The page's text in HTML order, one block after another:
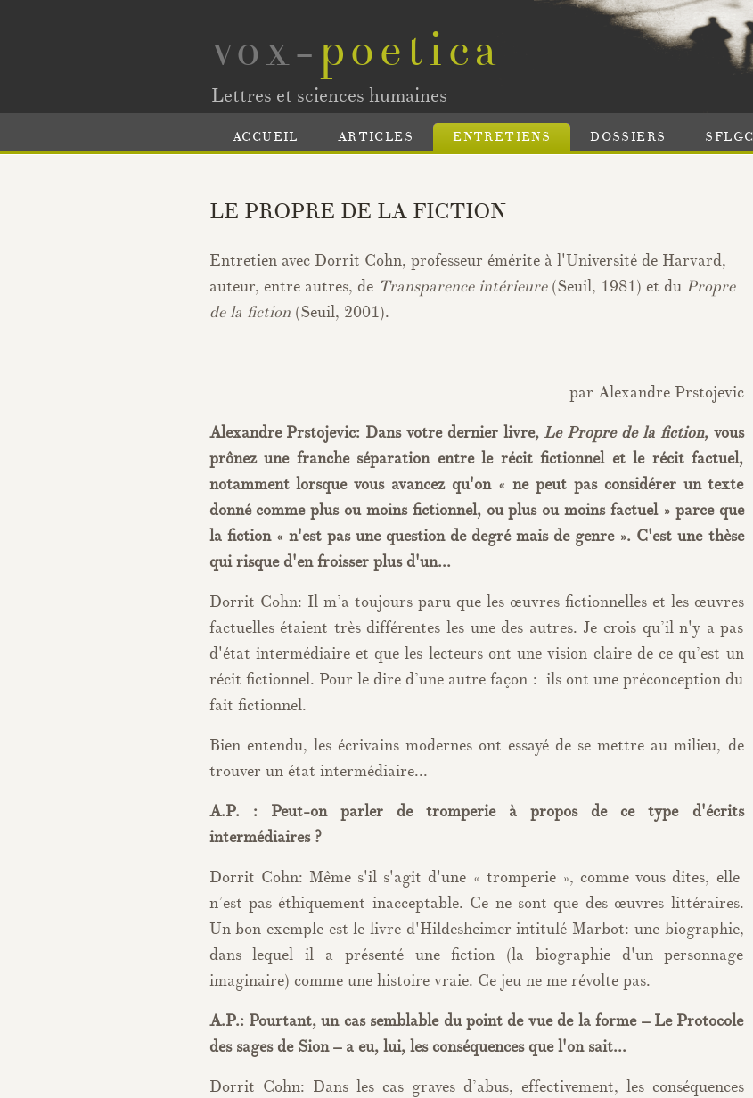
vox-poetica
Lettres et sciences humaines
ACCUEIL ARTICLES ENTRETIENS DOSSIERS SFLGC
LE PROPRE DE LA FICTION
Entretien avec Dorrit Cohn, professeur émérite à l'Université de Harvard,
auteur, entre autres, de Transparence intérieure(Seuil, 1981) et du Propre
de la fiction (Seuil, 2001).
par Alexandre Prstojevic
Alexandre Prstojevic: Dans votre dernier livre, Le Propre de la fiction, vous
prônez une franche séparation entre le récit fictionnel et le récit factuel,
notamment lorsque vous avancez qu'on « ne peut pas considérer un texte
donné comme plus ou moins fictionnel, ou plus ou moins factuel » parce que
la fiction « n'est pas une question de degré mais de genre ». C'est une thèse
qui risque d'en froisser plus d'un...
Dorrit Cohn: Il m’a toujours paru que les œuvres fictionnelles et les œuvres
factuelles étaient très différentes les une des autres. Je crois qu’il n'y a pas
d'état intermédiaire et que les lecteurs ont une vision claire de ce qu’est un
récit fictionnel. Pour le dire d’une autre façon : ils ont une préconception du
fait fictionnel.
Bien entendu, les écrivains modernes ont essayé de se mettre au milieu, de
trouver un état intermédiaire...
A.P. : Peut-on parler de tromperie à propos de ce type d'écrits
intermédiaires ?
Dorrit Cohn: Même s'il s'agit d'une « tromperie », comme vous dites, elle
n’est pas éthiquement inacceptable. Ce ne sont que des œuvres littéraires.
Un bon exemple est le livre d'Hildesheimer intitulé Marbot: une biographie,
dans lequel il a présenté une fiction (la biographie d'un personnage
imaginaire) comme une histoire vraie. Ce jeu ne me révolte pas.
A.P.: Pourtant, un cas semblable du point de vue de la forme – Le Protocole
des sages de Sion – a eu, lui, les conséquences que l'on sait...
Dorrit Cohn: Dans les cas graves d’abus, effectivement, les conséquences